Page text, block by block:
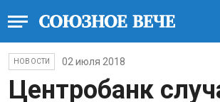
НОВОСТИ 02 июля 2018
Центробанк